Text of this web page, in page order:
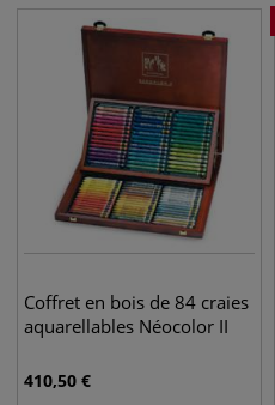
Coffret en bois de 84 craies
aquarellables Néocolor II
410,50 €